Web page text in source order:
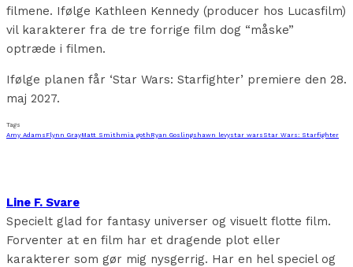
filmene. Ifølge Kathleen Kennedy (producer hos Lucasfilm)
vil karakterer fra de tre forrige film dog “måske”
optræde i filmen.
Ifølge planen får ‘Star Wars: Starfighter’ premiere den 28.
maj 2027.
Tags
Amy Adams Flynn GrayMatt Smith mia goth Ryan Goslingshawn levystar wars Star Wars: Starfighter
Line F. Svare
Specielt glad for fantasy universer og visuelt flotte film.
Forventer at en film har et dragende plot eller
karakterer som gør mig nysgerrig. Har en hel speciel og